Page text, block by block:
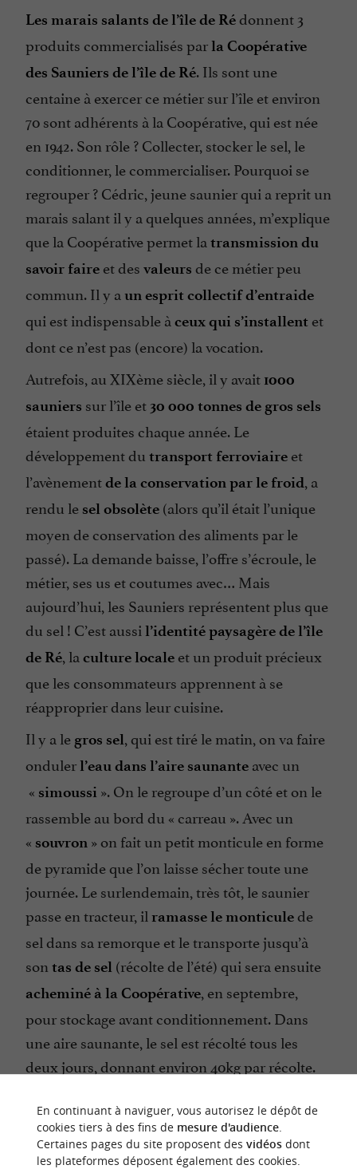
Les marais salants de l’île de Rédonnent 3
produits commercialisés parla Coopérative
des Sauniers de l’île de Ré. Ils sont une
centaine à exercer ce métier sur l’île et environ
70 sont adhérents à la Coopérative, qui est née
en 1942. Son rôle ? Collecter, stocker le sel, le
conditionner, le commercialiser. Pourquoi se
regrouper ? Cédric, jeune saunier qui a reprit un
marais salant il y a quelques années, m’explique
que la Coopérative permet la transmission du
savoir faire et des valeurs de ce métier peu
commun. Il y a un esprit collectif d’entraide
qui est indispensable à ceux qui s’installent et
dont ce n’est pas (encore) la vocation.
Autrefois, au XIXème siècle, il y avait 1000
sauniers sur l’île et 30 000 tonnes de gros sels
étaient produites chaque année. Le
développement du transport ferroviaire et
l’avènementde la conservation par le froid, a
rendu le sel obsolète (alors qu’il était l’unique
moyen de conservation des aliments par le
passé). La demande baisse, l’offre s’écroule, le
métier, ses us et coutumes avec… Mais
aujourd’hui, les Sauniers représentent plus que
du sel ! C’est aussi l’identité paysagère de l’île
de Ré, la culture locale et un produit précieux
que les consommateurs apprennent à se
réapproprier dans leur cuisine.
Il y a le gros sel, qui est tiré le matin, on va faire
ondulerl’eau dans l’aire saunante avec un
« simoussi ». On le regroupe d’un côté et on le
rassemble au bord du « carreau ». Avec un
« souvron » on fait un petit monticule en forme
de pyramide que l’on laisse sécher toute une
journée. Le surlendemain, très tôt, le saunier
passe en tracteur, il ramasse le monticulede
sel dans sa remorque et le transporte jusqu’à
son tas de sel (récolte de l’été) qui sera ensuite
acheminé à la Coopérative, en septembre,
pour stockage avant conditionnement. Dans
une aire saunante, le sel est récolté tous les
deux jours, donnant environ 40kg par récolte.
En continuant à naviguer, vous autorisez le dépôt de
cookies tiers à des fins de mesure d'audience.
Certaines pages du site proposent des vidéosdont
les plateformes déposent également des cookies.